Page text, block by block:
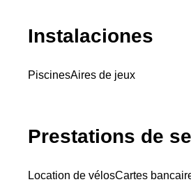
Instalaciones
PiscinesAires de jeux
Prestations de
Location de vélosCartes